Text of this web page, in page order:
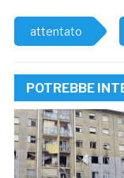
attentato
POTREBBE